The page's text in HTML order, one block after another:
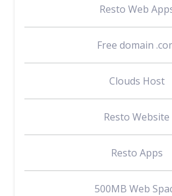
Resto Web
Free domain
Clouds Host
Resto Website
Resto Apps
500MB Web